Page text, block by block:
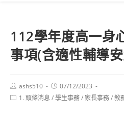
112學年度高一身
事項(含適性輔導
Post
author:
ashs510
Post
published:
07/12/2023
Post1. 頭條消息 /學生事務/ 家長事務/教